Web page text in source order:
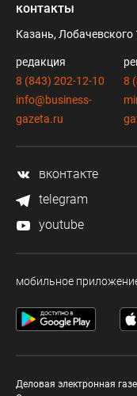
контакты
Казань, Лобачевского
редакция
8 (843) 202-12-10
info@business-
gazeta.ru
8
вконтакте
telegram
youtube
мобильное
Деловая электронная